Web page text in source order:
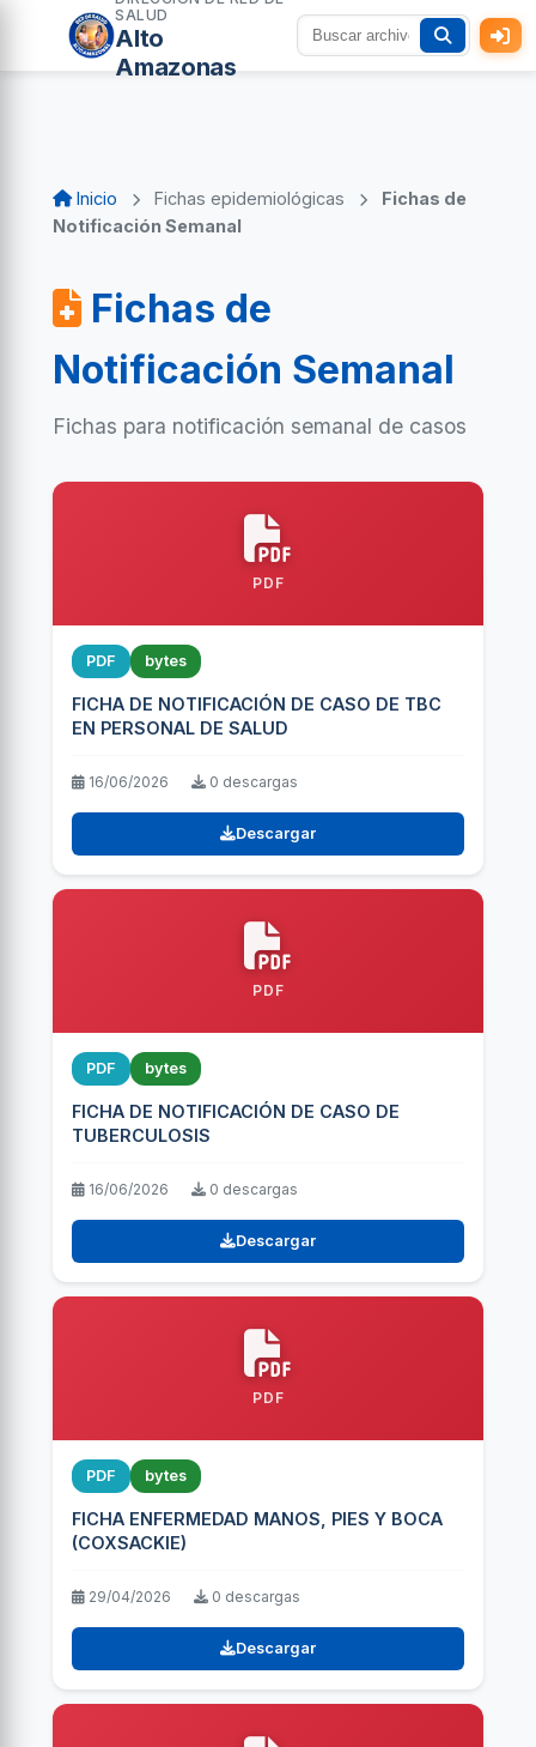
SALUD
Alto
Amazonas
Inicio Fichas epidemiológicas
Fichas de
Notificación Semanal
Fichas de
Notificación Semanal
Fichas para notificación semanal de casos
PDF
PDF bytes
FICHA DE NOTIFICACIÓN DE CASO DE TBC
EN PERSONAL DE SALUD
16/06/2026 0 descargas
Descargar
PDF
PDF bytes
FICHA DE NOTIFICACIÓN DE CASO DE
TUBERCULOSIS
16/06/2026 0 descargas
Descargar
PDF
PDF bytes
FICHA ENFERMEDAD MANOS, PIES Y BOCA
(COXSACKIE)
29/04/2026 0 descargas
Descargar